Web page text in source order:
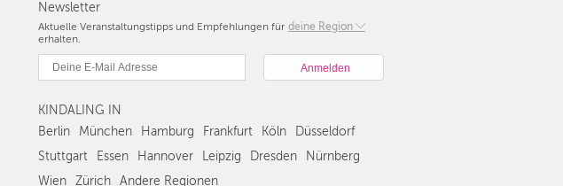
Newsletter
Aktuelle Veranstaltungstipps und Empfehlungen für deine Region
Berlin
Hamburg
Düsseldorf
Stuttgart
erhalten.
KINDALING IN
Berlin
München Hamburg Frankfurt Köln
Düsseldorf
Stuttgart
Essen Hannover Leipzig Dresden
Nürnberg
Wien
Zürich Andere Regionen